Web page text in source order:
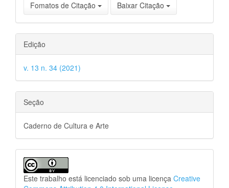
Fomatos de Citação Baixar Citação
Edição
v. 13 n. 34 (2021)
Seção
Caderno de Cultura e Arte
Este trabalho está licenciado sob uma licença Creative